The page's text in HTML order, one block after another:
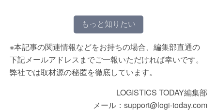
もっと知りたい
※本記事の関連情報などをお持ちの場合、編集部直通の
下記メールアドレスまでご一報いただければ幸いです。
弊社では取材源の秘匿を徹底しています。
LOGISTICS TODAY編集部
メール：support@logi-today.com